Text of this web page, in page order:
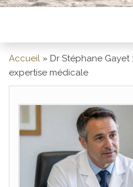
Accueil » Dr Stéphane
expertise médicale